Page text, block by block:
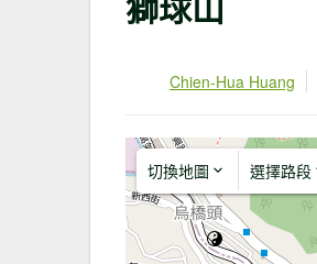
Chien-Hua Huang
切換地圖 選擇路段